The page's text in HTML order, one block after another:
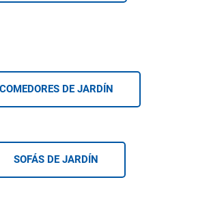
COMEDORES DE JARDÍN
SOFÁS DE JARDÍN